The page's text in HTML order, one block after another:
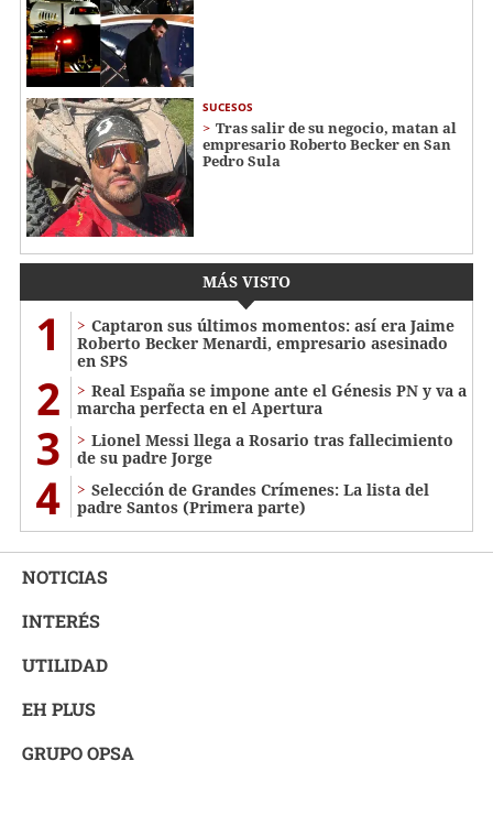
SUCESOS
Tras salir de su negocio, matan al
empresario Roberto Becker en San
Pedro Sula
MÁS VISTO
1
Captaron sus últimos momentos: así era Jaime
Roberto Becker Menardi​​​, empresario asesinado
en SPS
2
Real España se impone ante el Génesis PN y va a
marcha perfecta en el Apertura
3
Lionel Messi llega a Rosario tras fallecimiento
de su padre Jorge
4
Selección de Grandes Crímenes: La lista del
padre Santos (Primera parte)
NOTICIAS
INTERÉS
UTILIDAD
EH PLUS
GRUPO OPSA